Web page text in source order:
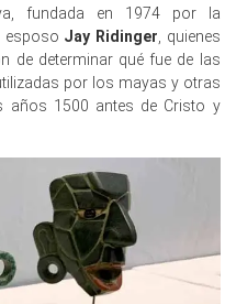
fundada en 1974 por la
esposo Jay Ridinger , quienes
de determinar qué fue de las
por los mayas y otras
años 1500 antes de Cristo y